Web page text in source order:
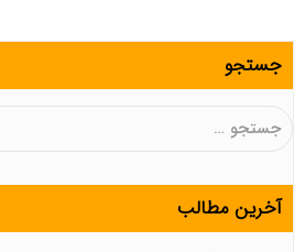
جستجو
جستجو
آخرین مطالب